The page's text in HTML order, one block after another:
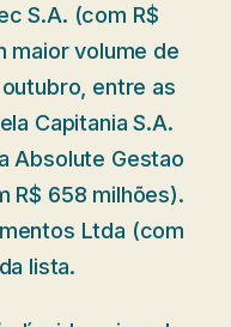
S.A. (com R$
maior volume de
entre as
Capitania S.A.
Absolute Gestao
R$ 658 milhões).
Ltda (com
lista.